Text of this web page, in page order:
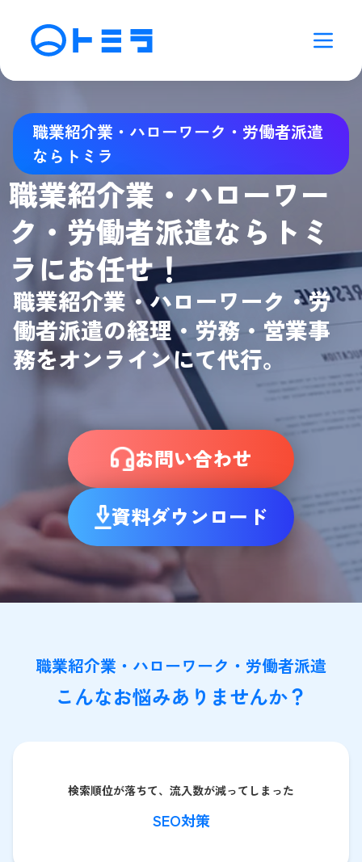
職業紹介業・ハローワーク・労働者派遣
ならトミラ
職業紹介業・ハローワー
ク・労働者派遣ならトミ
ラにお任せ！
職業紹介業・ハローワーク・労
働者派遣の経理・労務・営業事
務をオンラインにて代行。
お問い合わせ
資料ダウンロード
職業紹介業・ハローワーク・労働者派遣
こんなお悩みありませんか？
検索順位が落ちて、流入数が減ってしまった
SEO対策